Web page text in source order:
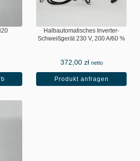
Halbautomatisches Inverter-
Schweißgerät 230 V, 200 A/60 %
372,00 zł netto
Produkt anfragen